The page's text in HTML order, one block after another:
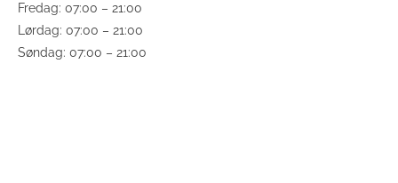
Fredag: 07:00 – 21:00
Lørdag: 07:00 – 21:00
Søndag: 07:00 – 21:00